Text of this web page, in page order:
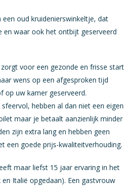
oud kruidenierswinkeltje, dat
en waar ook het ontbijt geserveerd
voor een gezonde en frisse start
wens op een afgesproken tijd
op uw kamer geserveerd.
hebben al dan niet een eigen
maar je betaalt aanzienlijk minder
zijn extra lang en hebben geen
een goede prijs-kwaliteitverhouding.
maar liefst 15 jaar ervaring in het
Italië opgedaan). Een gastvrouw